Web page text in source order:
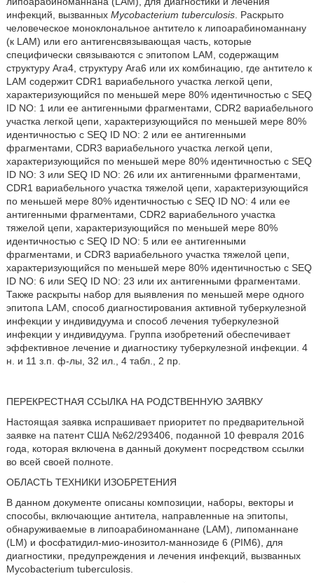
инфекций, вызванных Mycobacterium tuberculosis. Раскрыто
человеческое моноклональное антитело к липоарабиноманнану
(к LAM) или его антигенсвязывающая часть, которые
специфически связываются с эпитопом LAM, содержащим
структуру Ara4, структуру Ara6 или их комбинацию, где антитело к
LAM содержит CDR1 вариабельного участка легкой цепи,
характеризующийся по меньшей мере 80% идентичностью с SEQ
ID NO: 1 или ее антигенными фрагментами, CDR2 вариабельного
участка легкой цепи, характеризующийся по меньшей мере 80%
идентичностью с SEQ ID NO: 2 или ее антигенными
фрагментами, CDR3 вариабельного участка легкой цепи,
характеризующийся по меньшей мере 80% идентичностью с SEQ
ID NO: 3 или SEQ ID NO: 26 или их антигенными фрагментами,
CDR1 вариабельного участка тяжелой цепи, характеризующийся
по меньшей мере 80% идентичностью с SEQ ID NO: 4 или ее
антигенными фрагментами, CDR2 вариабельного участка
тяжелой цепи, характеризующийся по меньшей мере 80%
идентичностью с SEQ ID NO: 5 или ее антигенными
фрагментами, и CDR3 вариабельного участка тяжелой цепи,
характеризующийся по меньшей мере 80% идентичностью с SEQ
ID NO: 6 или SEQ ID NO: 23 или их антигенными фрагментами.
Также раскрыты набор для выявления по меньшей мере одного
эпитопа LAM, способ диагностирования активной туберкулезной
инфекции у индивидуума и способ лечения туберкулезной
инфекции у индивидуума. Группа изобретений обеспечивает
эффективное лечение и диагностику туберкулезной инфекции. 4
н. и 11 з.п. ф-лы, 32 ил., 4 табл., 2 пр.
ПЕРЕКРЕСТНАЯ ССЫЛКА НА РОДСТВЕННУЮ ЗАЯВКУ
Настоящая заявка испрашивает приоритет по предварительной
заявке на патент США №62/293406, поданной 10 февраля 2016
года, которая включена в данный документ посредством ссылки
во всей своей полноте.
ОБЛАСТЬ ТЕХНИКИ ИЗОБРЕТЕНИЯ
В данном документе описаны композиции, наборы, векторы и
способы, включающие антитела, направленные на эпитопы,
обнаруживаемые в липоарабиноманнане (LAM), липоманнане
(LM) и фосфатидил-мио-инозитол-маннозиде 6 (PIM6), для
диагностики, предупреждения и лечения инфекций, вызванных
Mycobacterium tuberculosis.